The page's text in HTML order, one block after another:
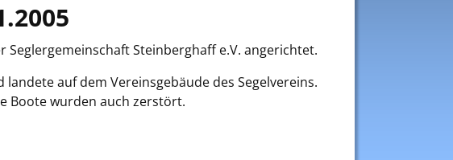
Steinberghaff e.V. angerichtet.
auf dem Vereinsgebäude des Segelvereins.
Boote wurden auch zerstört.